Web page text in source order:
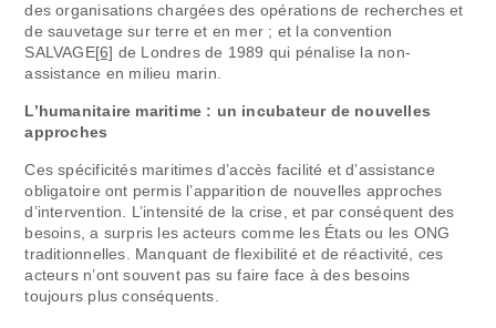
des organisations chargées des opérations de recherches et
de sauvetage sur terre et en mer ; et la convention
SALVAGE[6] de Londres de 1989 qui pénalise la non-
assistance en milieu marin.
L’humanitaire maritime : un incubateur de nouvelles
approches
Ces spécificités maritimes d’accès facilité et d’assistance
obligatoire ont permis l’apparition de nouvelles approches
d’intervention. L’intensité de la crise, et par conséquent des
besoins, a surpris les acteurs comme les États ou les ONG
traditionnelles. Manquant de flexibilité et de réactivité, ces
acteurs n’ont souvent pas su faire face à des besoins
toujours plus conséquents.